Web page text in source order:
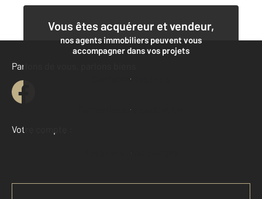
Vous êtes acquéreur et vendeur,
nos agents immobiliers peuvent vous
accompagner dans vos projets
Contacter l'agence
Demander une estimation
Parlons de vous, parlons biens
Votre compte :
Accéder à mon compte